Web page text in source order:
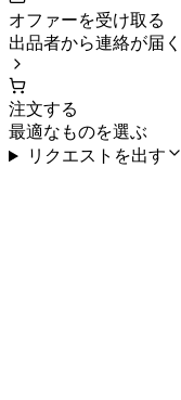
オファーを受け取る
出品者から連絡が届く
注文する
最適なものを選ぶ
リクエストを出す